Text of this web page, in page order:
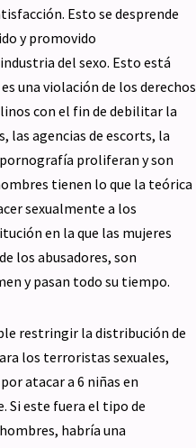
Esto se desprende
y promovido
del sexo. Esto está
una violación de los derechos
con el fin de debilitar la
las agencias de escorts, la
proliferan y son
tienen lo que la teórica
sexualmente a los
en la que las mujeres
los abusadores, son
y pasan todo su tiempo.
restringir la distribución de
los terroristas sexuales,
atacar a 6 niñas en
Si este fuera el tipo de
habría una